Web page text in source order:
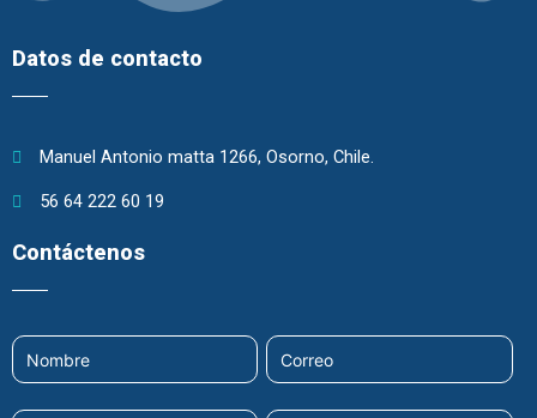
Datos de contacto
Manuel Antonio matta 1266, Osorno, Chile.
56 64 222 60 19
Contáctenos